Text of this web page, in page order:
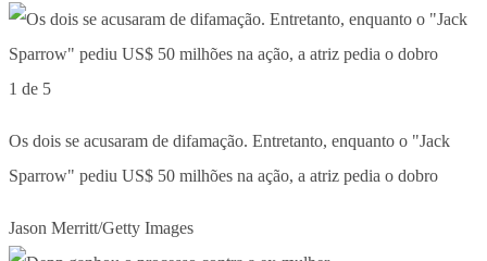
1 de 5
Os dois se acusaram de difamação. Entretanto, enquanto o "Jack
Sparrow" pediu US$ 50 milhões na ação, a atriz pedia o dobro
Jason Merritt/Getty Images